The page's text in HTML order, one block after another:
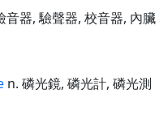
音器, 驗聲器, 校音器, 內臟
n. 磷光鏡, 磷光計, 磷光測